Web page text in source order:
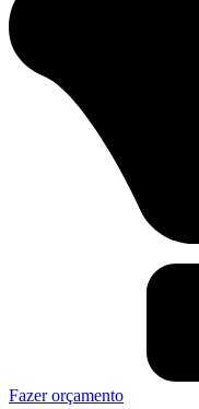
Fazer orçamento